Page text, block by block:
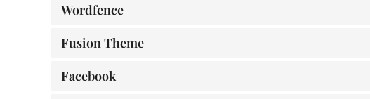
Wordfence
Fusion Theme
Facebook